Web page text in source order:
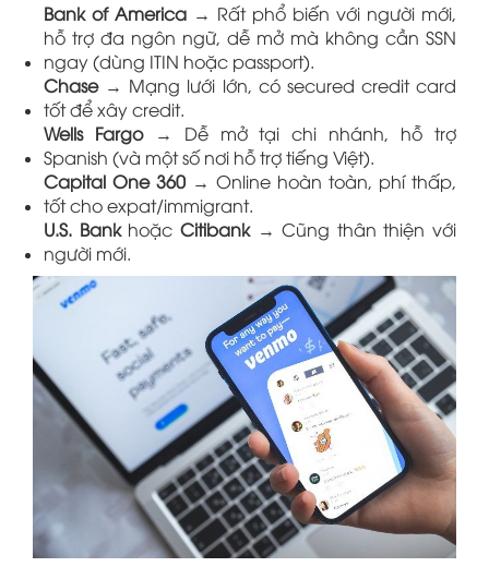
Bank of America → Rất phổ biến với người mới,
hỗ trợ đa ngôn ngữ, dễ mở mà không cần SSN
ngay (dùng ITIN hoặc passport).
Chase→ Mạng lưới lớn, có secured credit card
tốt để xây credit.
Wells Fargo→ Dễ mở tại chi nhánh, hỗ trợ
Spanish (và một số nơi hỗ trợ tiếng Việt).
Capital One 360 → Online hoàn toàn, phí thấp,
tốt cho expat/immigrant.
U.S. Bankhoặc Citibank→ Cũng thân thiện với
người mới.